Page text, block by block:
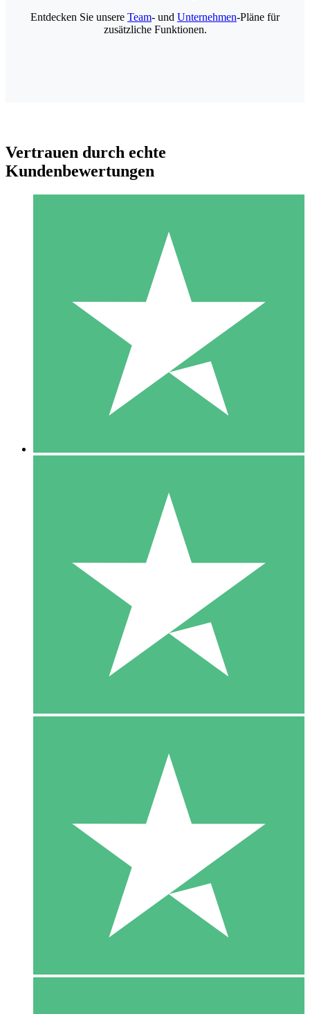
Individuelle Credit-Pakete
Zahlen Sie nach Bedarf mit Download-Credits. Keine
monatliche Verpflichtung erforderlich.
10 00
10 Downloads
20 00
Entdecken Sie unsere Team- und Unternehmen-Pläne für
zusätzliche Funktionen.
Vertrauen durch echte
Kundenbewertungen